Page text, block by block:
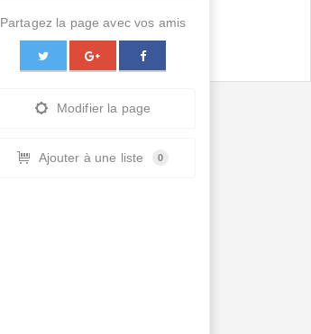
Partagez la page avec vos amis
Modifier la page
Ajouter à une liste 0